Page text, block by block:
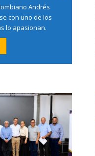
Andrés
con uno de los
lo apasionan.